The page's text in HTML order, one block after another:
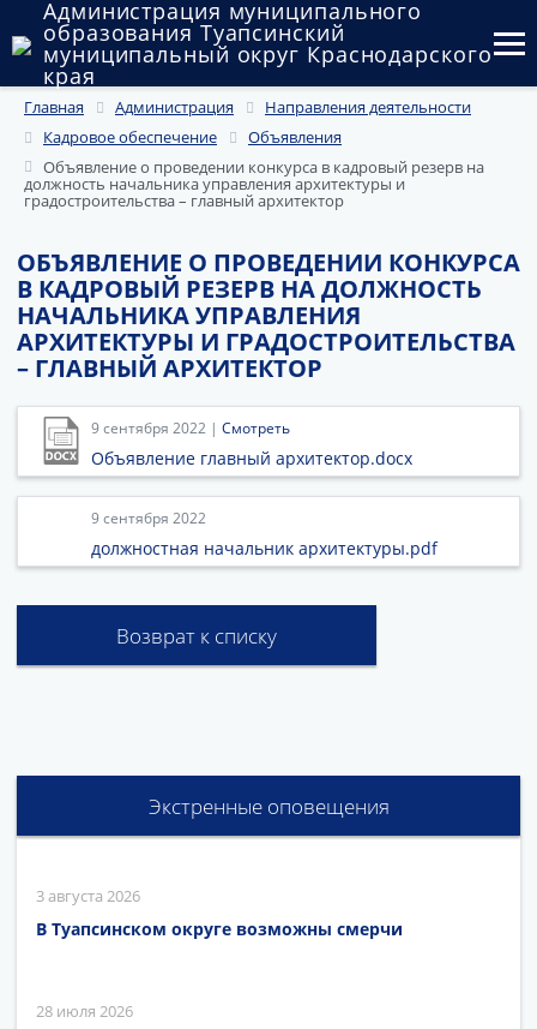
Администрация муниципального
образования Туапсинский
муниципальный округ Краснодарского
края
Округ
Администрация
Муниципальные закупки
Государственный и муниципальный контроль
Муниципальное имущество
Публичные слушания и общественные обсуждения
Документы
Главная Администрация
Направления деятельности
Кадровое обеспечение
Объявления
Объявление о проведении конкурса в кадровый резерв на
должность начальника управления архитектуры и
градостроительства – главный архитектор
ОБЪЯВЛЕНИЕ О ПРОВЕДЕНИИ КОНКУРСА
В КАДРОВЫЙ РЕЗЕРВ НА ДОЛЖНОСТЬ
НАЧАЛЬНИКА УПРАВЛЕНИЯ
АРХИТЕКТУРЫ И ГРАДОСТРОИТЕЛЬСТВА
– ГЛАВНЫЙ АРХИТЕКТОР
9 сентября 2022 | Смотреть
Объявление главный архитектор.docx
9 сентября 2022
должностная начальник архитектуры.pdf
Возврат к списку
Экстренные оповещения
3 августа 2026
В Туапсинском округе возможны смерчи
28 июля 2026